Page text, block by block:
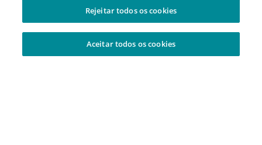
Rejeitar todos os cookies
Aceitar todos os cookies